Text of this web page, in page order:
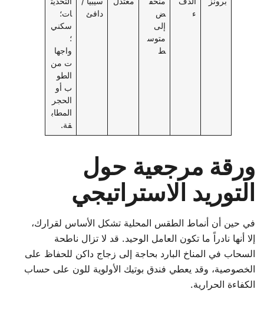
ء
ض
إلى
متوس
ط
دافئ
ات؛
سكني
؛
واجها
ت من
الطو
ب أو
الحجر
المطاب
قة.
ورقة مرجعية حول
التوريد الاستراتيجي
في حين أن أنماط الطقس المحلية تشكل الأساس لقرارك،
إلا أنها نادراً ما تكون العامل الوحيد. قد لا تزال ناطحة
السحاب في المناخ البارد بحاجة إلى زجاج داكن للحفاظ على
الخصوصية، وقد يعطي فندق بوتيك الأولوية للون على حساب
الكفاءة الحرارية.